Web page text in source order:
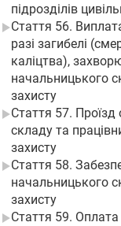
підрозділів
Стаття 56.
разі загибелі
каліцтва),
начальницького
захисту
Стаття 57. Проїзд
складу та
захисту
Стаття 58.
начальницького
захисту
Стаття 59.